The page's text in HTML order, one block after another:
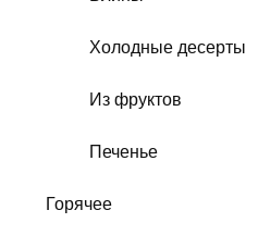
Холодные десерты
Из фруктов
Печенье
Горячее